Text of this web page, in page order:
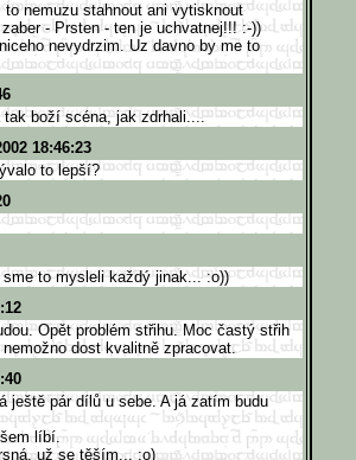
nemuzu stahnout ani vytisknout
- Prsten - ten je uchvatnej!!! :-))
nevydrzim. Uz davno by me to
boží scéna, jak zdrhali....
18:46:23
to lepší?
to mysleli každý jinak... :o))
Opět problém střihu. Moc častý střih
dost kvalitně zpracovat.
ještě pár dílů u sebe. A já zatím budu
líbí.
už se těším... :o)